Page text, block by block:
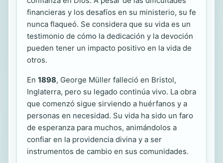
financieras y los desafíos en su ministerio, su fe
nunca flaqueó. Se considera que su vida es un
testimonio de cómo la dedicación y la devoción
pueden tener un impacto positivo en la vida de
otros.
En 1898, George Müller falleció en Bristol,
Inglaterra, pero su legado continúa vivo. La obra
que comenzó sigue sirviendo a huérfanos y a
personas en necesidad. Su vida ha sido un faro
de esperanza para muchos, animándolos a
confiar en la providencia divina y a ser
instrumentos de cambio en sus comunidades.